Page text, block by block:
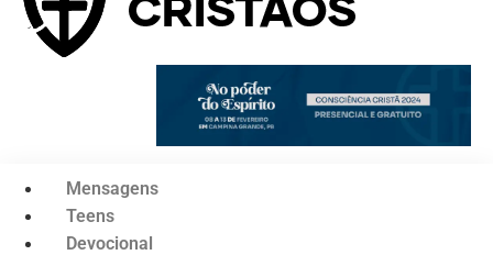
Mensagens
Teens
Devocional